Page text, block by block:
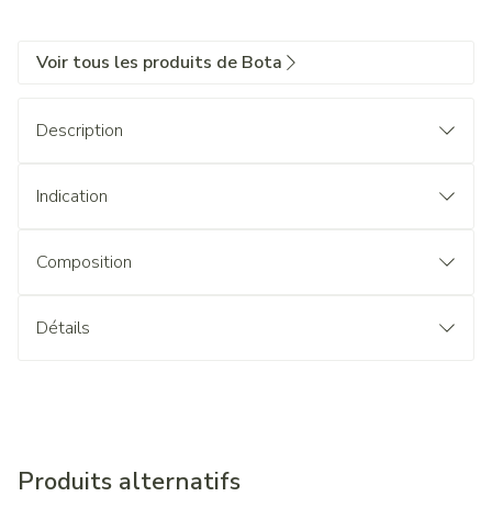
Voir tous les produits de Bota
Description
Indication
Composition
Détails
Produits alternatifs